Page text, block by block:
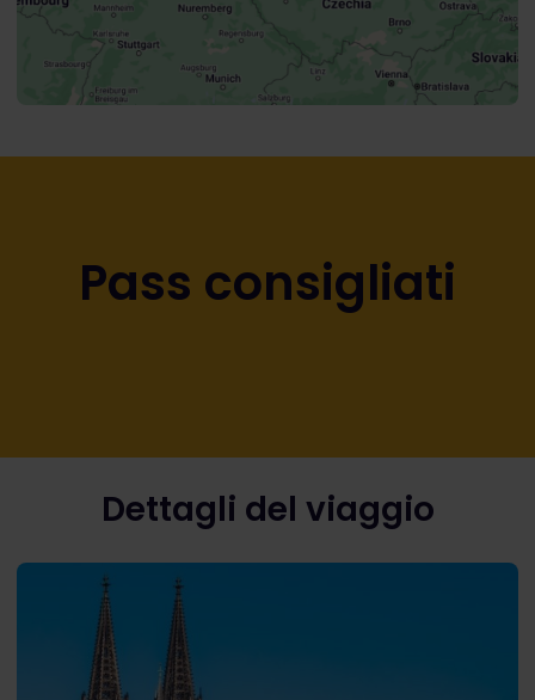
Pass consigliati
Dettagli del viaggio